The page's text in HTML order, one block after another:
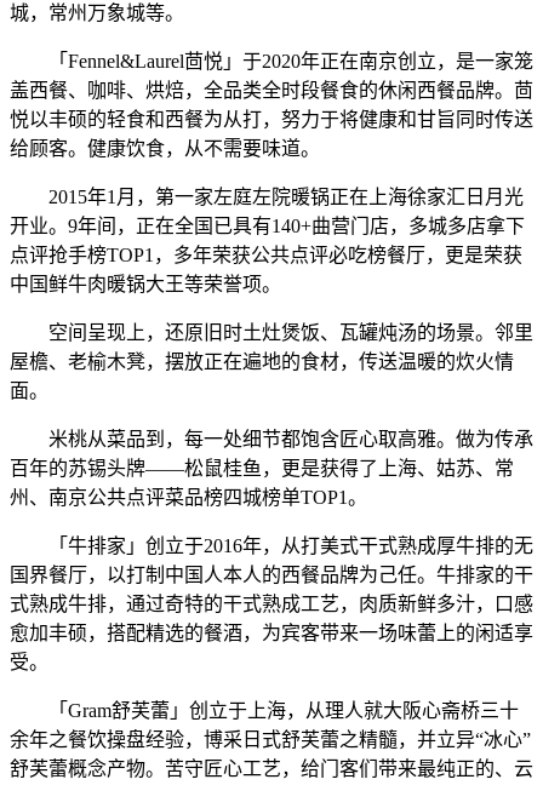
城，常州万象城等。
「Fennel&Laurel茴悦」于2020年正在南京创立，是一家笼
盖西餐、咖啡、烘焙，全品类全时段餐食的休闲西餐品牌。茴
悦以丰硕的轻食和西餐为从打，努力于将健康和甘旨同时传送
给顾客。健康饮食，从不需要味道。
2015年1月，第一家左庭左院暖锅正在上海徐家汇日月光
开业。9年间，正在全国已具有140+曲营门店，多城多店拿下
点评抢手榜TOP1，多年荣获公共点评必吃榜餐厅，更是荣获
中国鲜牛肉暖锅大王等荣誉项。
空间呈现上，还原旧时土灶煲饭、瓦罐炖汤的场景。邻里
屋檐、老榆木凳，摆放正在遍地的食材，传送温暖的炊火情
面。
米桃从菜品到，每一处细节都饱含匠心取高雅。做为传承
百年的苏锡头牌——松鼠桂鱼，更是获得了上海、姑苏、常
州、南京公共点评菜品榜四城榜单TOP1。
「牛排家」创立于2016年，从打美式干式熟成厚牛排的无
国界餐厅，以打制中国人本人的西餐品牌为己任。牛排家的干
式熟成牛排，通过奇特的干式熟成工艺，肉质新鲜多汁，口感
愈加丰硕，搭配精选的餐酒，为宾客带来一场味蕾上的闲适享
受。
「Gram舒芙蕾」创立于上海，从理人就大阪心斋桥三十
余年之餐饮操盘经验，博采日式舒芙蕾之精髓，并立异“冰心”
舒芙蕾概念产物。苦守匠心工艺，给门客们带来最纯正的、云